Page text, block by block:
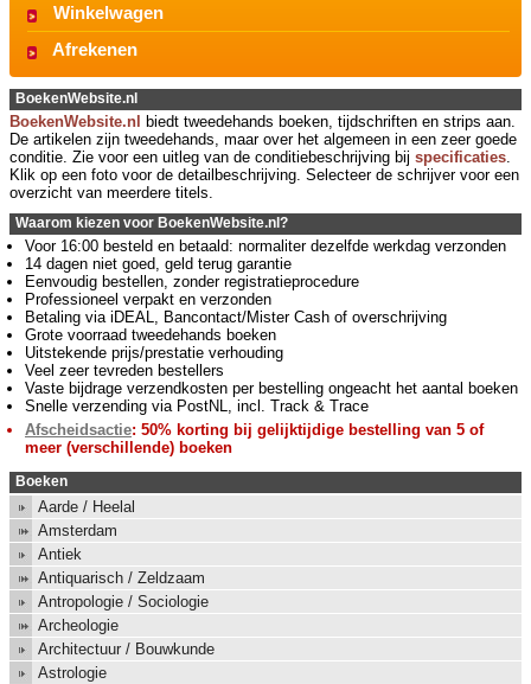
Winkelwagen
Afrekenen
BoekenWebsite.nl
BoekenWebsite.nl
biedt tweedehands boeken, tijdschriften en strips aan.
De artikelen zijn tweedehands, maar over het algemeen in een zeer goede
conditie. Zie voor een uitleg van de conditiebeschrijving bij specificaties.
Klik op een foto voor de detailbeschrijving. Selecteer de schrijver voor een
overzicht van meerdere titels.
Waarom kiezen voor BoekenWebsite.nl?
Voor 16:00 besteld en betaald: normaliter dezelfde werkdag verzonden
14 dagen niet goed, geld terug garantie
Eenvoudig bestellen, zonder registratieprocedure
Professioneel verpakt en verzonden
Betaling via iDEAL, Bancontact/Mister Cash of overschrijving
Grote voorraad tweedehands boeken
Uitstekende prijs/prestatie verhouding
Veel zeer tevreden bestellers
Vaste bijdrage verzendkosten per bestelling ongeacht het aantal boeken
Snelle verzending via PostNL, incl. Track & Trace
Afscheidsactie: 50% korting bij gelijktijdige bestelling van 5 of
meer (verschillende) boeken
Boeken
Aarde / Heelal
Amsterdam
Antiek
Antiquarisch / Zeldzaam
Antropologie / Sociologie
Archeologie
Architectuur / Bouwkunde
Astrologie